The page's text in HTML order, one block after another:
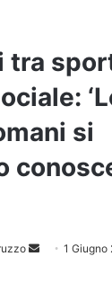
tra
si
1 Giugno